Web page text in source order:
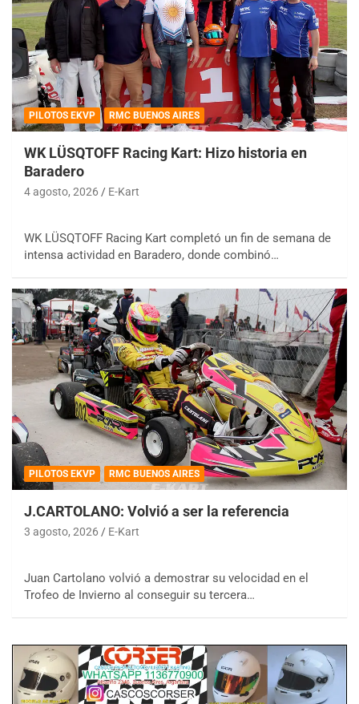
PILOTOS EKVP RMC BUENOS AIRES
WK LÜSQTOFF Racing Kart: Hizo historia en
Baradero
4 agosto, 2026 E-Kart
WK LÜSQTOFF Racing Kart completó un fin de semana de
intensa actividad en Baradero, donde combinó…
PILOTOS EKVP RMC BUENOS AIRES
J.CARTOLANO: Volvió a ser la referencia
3 agosto, 2026 E-Kart
Juan Cartolano volvió a demostrar su velocidad en el
Trofeo de Invierno al conseguir su tercera…